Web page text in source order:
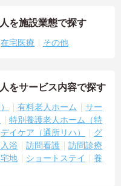
を施設業態で探す
在宅医療 その他
をサービス内容で探す
有料老人ホーム
サー
特別養護老人ホーム（特
デイケア（通所リハ）
グ
浴 訪問看護
訪問診療
地 ショートステイ
養